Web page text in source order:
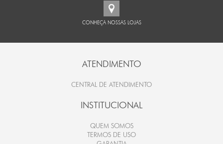
CONHEÇA NOSSAS LOJAS
ATENDIMENTO
CENTRAL DE ATENDIMENTO
INSTITUCIONAL
QUEM SOMOS
TERMOS DE USO